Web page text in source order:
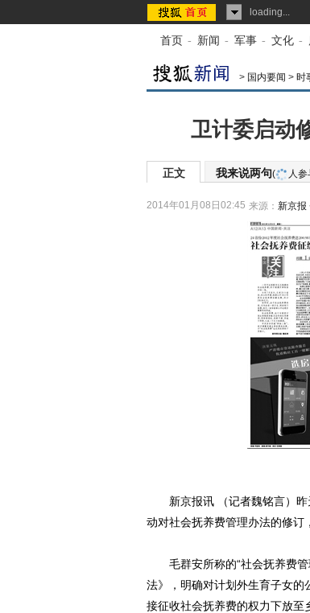
loading...
首页 - 新闻 - 军事 - 文化 -
> 国内要闻 > 时
卫计委启动
正文 我来说两句( 人参
2014年01月08日02:45 来源： 新京报
新京报讯 （记者魏铭言）昨
动对社会抚养费管理办法的修订
毛群安所称的“社会抚养费管
法》，明确对计划外生育子女的
接征收社会抚养费的权力下放至